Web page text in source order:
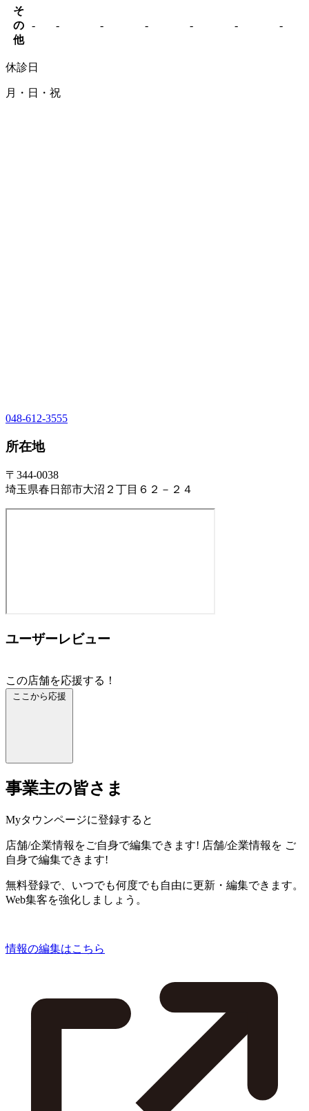
そ
の
他
- - - - - - -
休診日
月・日・祝
048-612-3555
所在地
〒344-0038
埼玉県春日部市大沼２丁目６２－２４
ユーザーレビュー
この店舗を応援する！
ここから応援
事業主の皆さま
Myタウンページに登録すると
店舗/企業情報をご自身で編集できます! 店舗/企業情報を ご
自身で編集できます!
無料登録で、いつでも何度でも自由に更新・編集できます。
Web集客を強化しましょう。
情報の編集はこちら